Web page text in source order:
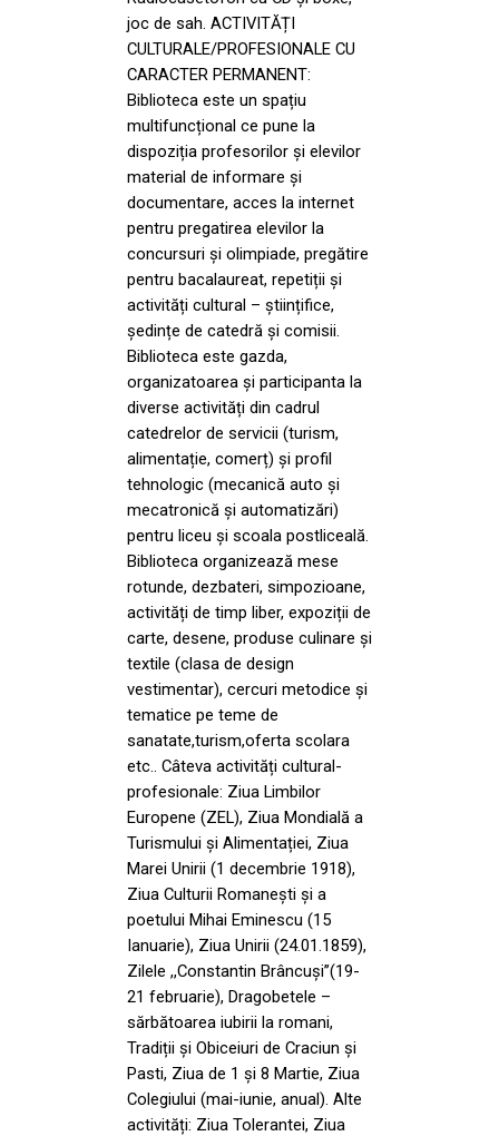
joc de sah. ACTIVITĂȚI
CULTURALE/PROFESIONALE CU
CARACTER PERMANENT:
Biblioteca este un spațiu
multifuncțional ce pune la
dispoziția profesorilor şi elevilor
material de informare şi
documentare, acces la internet
pentru pregatirea elevilor la
concursuri şi olimpiade, pregătire
pentru bacalaureat, repetiții şi
activități cultural – științifice,
ședințe de catedră şi comisii.
Biblioteca este gazda,
organizatoarea şi participanta la
diverse activități din cadrul
catedrelor de servicii (turism,
alimentație, comerț) şi profil
tehnologic (mecanică auto şi
mecatronică şi automatizări)
pentru liceu şi scoala postliceală.
Biblioteca organizează mese
rotunde, dezbateri, simpozioane,
activități de timp liber, expoziții de
carte, desene, produse culinare şi
textile (clasa de design
vestimentar), cercuri metodice şi
tematice pe teme de
sanatate,turism,oferta scolara
etc.. Câteva activități cultural-
profesionale: Ziua Limbilor
Europene (ZEL), Ziua Mondială a
Turismului şi Alimentației, Ziua
Marei Unirii (1 decembrie 1918),
Ziua Culturii Romanești şi a
poetului Mihai Eminescu (15
Ianuarie), Ziua Unirii (24.01.1859),
Zilele ,,Constantin Brâncuși’’(19-
21 februarie), Dragobetele –
sărbătoarea iubirii la romani,
Tradiții şi Obiceiuri de Craciun şi
Pasti, Ziua de 1 şi 8 Martie, Ziua
Colegiului (mai-iunie, anual). Alte
activități: Ziua Tolerantei, Ziua